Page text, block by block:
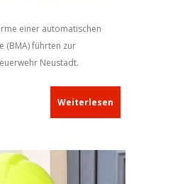
einer automatischen
(BMA) führten zur
Neustadt.
Weiterlesen